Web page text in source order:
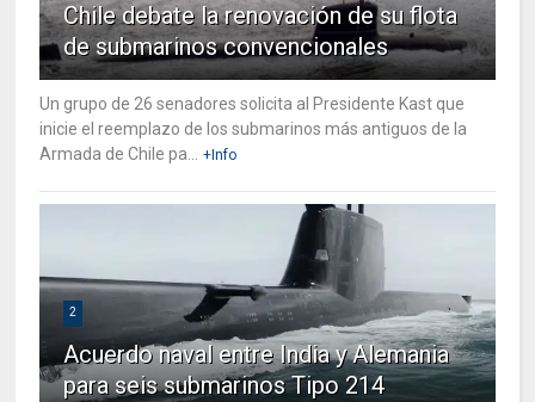
Chile debate la renovación de su flota
de submarinos convencionales
Un grupo de 26 senadores solicita al Presidente Kast que
inicie el reemplazo de los submarinos más antiguos de la
Armada de Chile pa...
+Info
2
Acuerdo naval entre India y Alemania
para seis submarinos Tipo 214